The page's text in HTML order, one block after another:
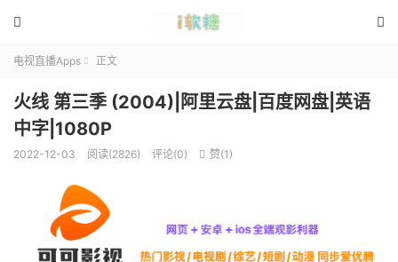


电视直播Apps  正文
火线 第三季 (2004)|阿里云盘|百度网盘|英语
中字|1080P
2022-12-03 阅读(2826) 评论(0)  赞(1 )